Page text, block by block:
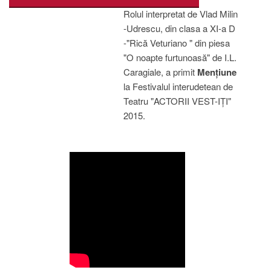
Rolul interpretat de Vlad Milin
-Udrescu, din clasa a XI-a D
-"Rică Veturiano " din piesa
"O noapte furtunoasă" de I.L.
Caragiale, a primit Mențiune
la Festivalul interudetean de
Teatru "ACTORII VEST-IȚI"
2015.